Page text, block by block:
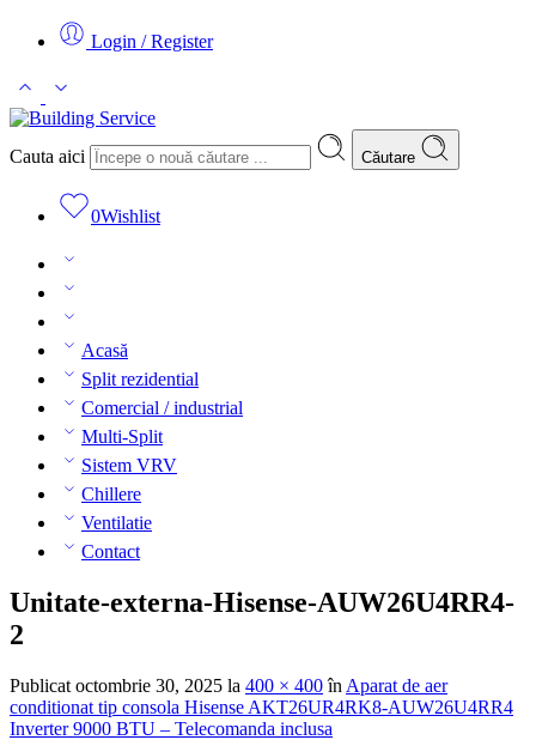
Login / Register
Cauta aici Căutare
0Wishlist
Acasă
Split rezidential
Comercial / industrial
Multi-Split
Sistem VRV
Chillere
Ventilatie
Contact
Unitate-externa-Hisense-AUW26U4RR4-
2
Publicat octombrie 30, 2025 la 400 × 400în Aparat de aer
conditionat tip consola Hisense AKT26UR4RK8-AUW26U4RR4
Inverter 9000 BTU – Telecomanda inclusa